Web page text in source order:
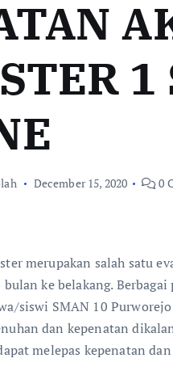
1
December 15, 2020 0
merupakan salah satu
ke belakang.
siswi SMAN 10
dan kepenatan
melepas kepenatan